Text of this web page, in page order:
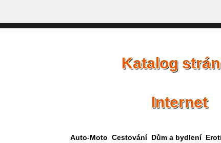
Katalog
Internet
Auto-Moto Cestování Dům a bydlení